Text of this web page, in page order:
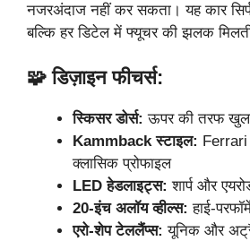
नजरअंदाज नहीं कर सकता। यह कार
बल्कि हर डिटेल में फ्यूचर की झलक
🧩 डिज़ाइन फीचर्स:
स्किसर डोर्स: ऊपर की तरफ खुलने
Kammback स्टाइल:
क्लासिक प्रोफाइल
LED हेडलाइट्स: शार्प और
20-इंच अलॉय व्हील्स: हाई-
एरो-शेप टेललैंप्स: यूनिक और